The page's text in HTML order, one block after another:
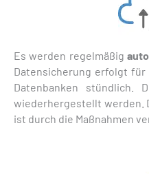
Es werden regelmäßig
Datensicherung erfolgt
Datenbanken stündlich.
wiederhergestellt werden.
ist durch die Maßnahmen